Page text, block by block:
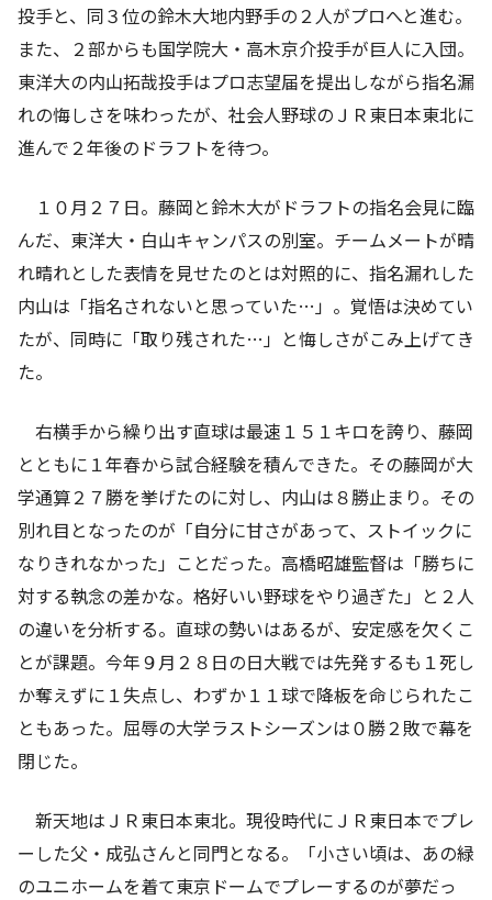
投手と、同３位の鈴木大地内野手の２人がプロへと進む。
また、２部からも国学院大・高木京介投手が巨人に入団。
東洋大の内山拓哉投手はプロ志望届を提出しながら指名漏
れの悔しさを味わったが、社会人野球のＪＲ東日本東北に
進んで２年後のドラフトを待つ。
１０月２７日。藤岡と鈴木大がドラフトの指名会見に臨
んだ、東洋大・白山キャンパスの別室。チームメートが晴
れ晴れとした表情を見せたのとは対照的に、指名漏れした
内山は「指名されないと思っていた…」。覚悟は決めてい
たが、同時に「取り残された…」と悔しさがこみ上げてき
た。
右横手から繰り出す直球は最速１５１キロを誇り、藤岡
とともに１年春から試合経験を積んできた。その藤岡が大
学通算２７勝を挙げたのに対し、内山は８勝止まり。その
別れ目となったのが「自分に甘さがあって、ストイックに
なりきれなかった」ことだった。高橋昭雄監督は「勝ちに
対する執念の差かな。格好いい野球をやり過ぎた」と２人
の違いを分析する。直球の勢いはあるが、安定感を欠くこ
とが課題。今年９月２８日の日大戦では先発するも１死し
か奪えずに１失点し、わずか１１球で降板を命じられたこ
ともあった。屈辱の大学ラストシーズンは０勝２敗で幕を
閉じた。
新天地はＪＲ東日本東北。現役時代にＪＲ東日本でプレ
ーした父・成弘さんと同門となる。「小さい頃は、あの緑
のユニホームを着て東京ドームでプレーするのが夢だっ